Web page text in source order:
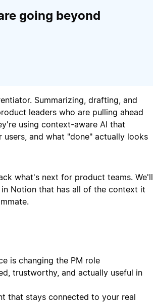
going beyond
Summarizing, drafting, and
leaders who are pulling ahead
using context-aware AI that
and what "done" actually looks
what's next for product teams. We'll
Notion that has all of the context it
is changing the PM role
trustworthy, and actually useful in
that stays connected to your real